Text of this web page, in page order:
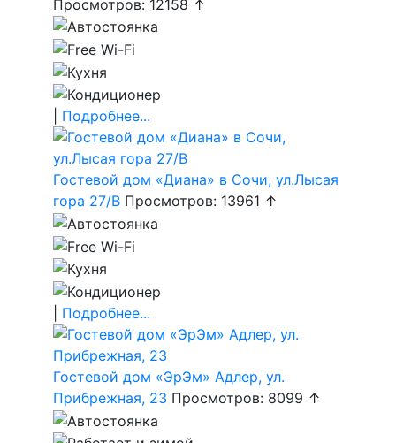
Просмотров: 12158 ↑
Подробнее...
Гостевой дом «Диана» в Сочи, ул.Лысая
гора 27/В Просмотров: 13961 ↑
Подробнее...
Гостевой дом «ЭрЭм» Адлер, ул.
Прибрежная, 23 Просмотров: 8099 ↑